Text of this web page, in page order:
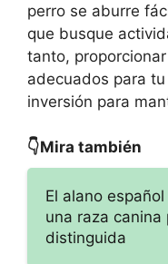
perro se aburre
que busque
tanto,
adecuados para
inversión para
👇Mira también
El alano
una raza canina
distinguida